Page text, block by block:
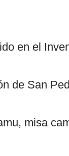
en el
de San
misa